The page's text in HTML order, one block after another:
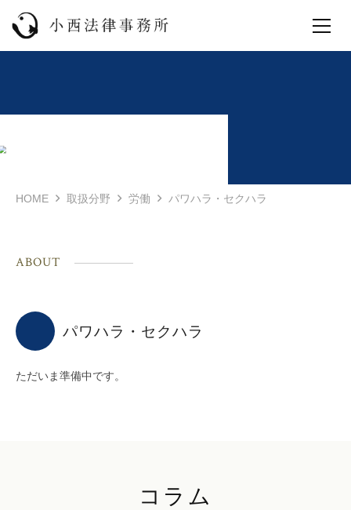
HOME 取扱分野 労働 パワハラ・セクハラ
ABOUT
パワハラ・セクハラ
ただいま準備中です。
コラム